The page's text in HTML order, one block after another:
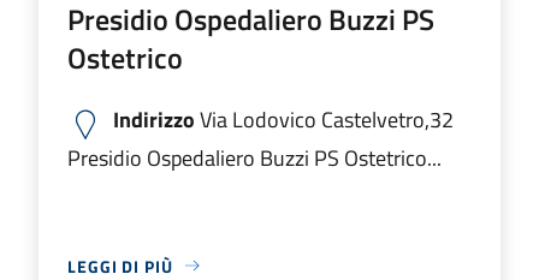
Presidio Ospedaliero Buzzi PS
Ostetrico
IndirizzoVia Lodovico Castelvetro,32
Presidio Ospedaliero Buzzi PS Ostetrico...
LEGGI DI PIÙ